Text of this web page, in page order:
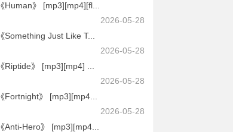
《Human》 [mp3][mp4][fl...
2026-05-28
《Something Just Like T...
2026-05-28
《Riptide》 [mp3][mp4] ...
2026-05-28
《Fortnight》 [mp3][mp4...
2026-05-28
《Anti-Hero》 [mp3][mp4...